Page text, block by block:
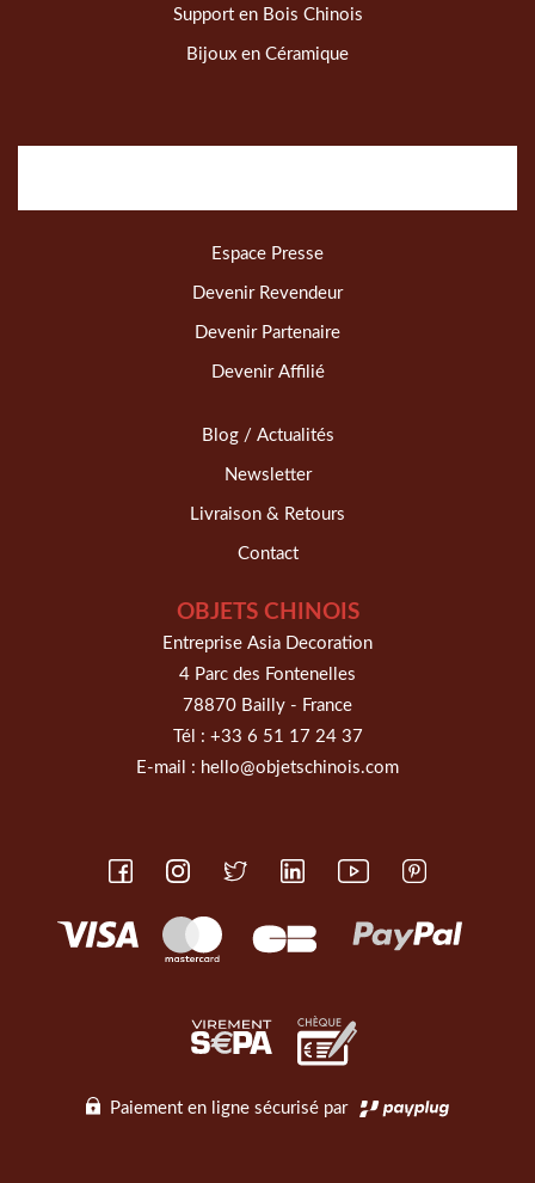
Support en Bois Chinois
Bijoux en Céramique
Espace Presse
Devenir Revendeur
Devenir Partenaire
Devenir Affilié
Blog / Actualités
Newsletter
Livraison & Retours
Contact
OBJETS CHINOIS
Entreprise Asia Decoration
4 Parc des Fontenelles
78870 Bailly - France
Tél : +33 6 51 17 24 37
E-mail : hello@objetschinois.com
Paiement en ligne sécurisé par